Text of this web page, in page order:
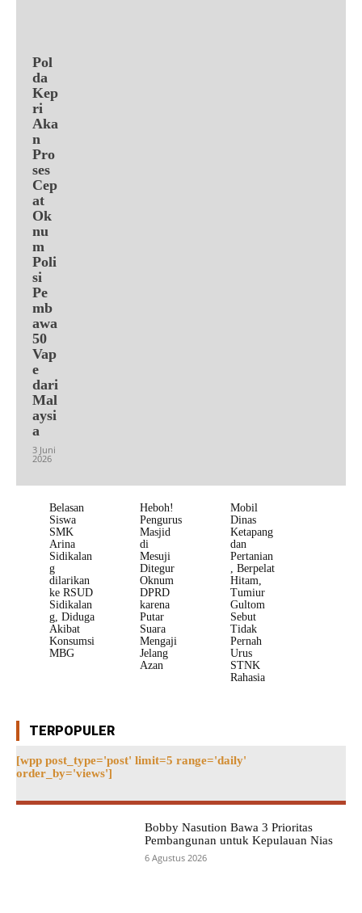
Pol
da
Kep
ri
Aka
n
Pro
ses
Cep
at
Ok
nu
m
Poli
si
Pe
mb
awa
50
Vap
e
dari
Mal
aysi
a
3 Juni
2026
Belasan
Siswa
SMK
Arina
Sidikalan
g
dilarikan
ke RSUD
Sidikalan
g, Diduga
Akibat
Konsumsi
MBG
Heboh!
Pengurus
Masjid
di
Mesuji
Ditegur
Oknum
DPRD
karena
Putar
Suara
Mengaji
Jelang
Azan
Mobil
Dinas
Ketapang
dan
Pertanian
, Berpelat
Hitam,
Tumiur
Gultom
Sebut
Tidak
Pernah
Urus
STNK
Rahasia
TERPOPULER
[wpp post_type='post' limit=5 range='daily'
order_by='views']
Bobby Nasution Bawa 3 Prioritas
Pembangunan untuk Kepulauan Nias
6 Agustus 2026